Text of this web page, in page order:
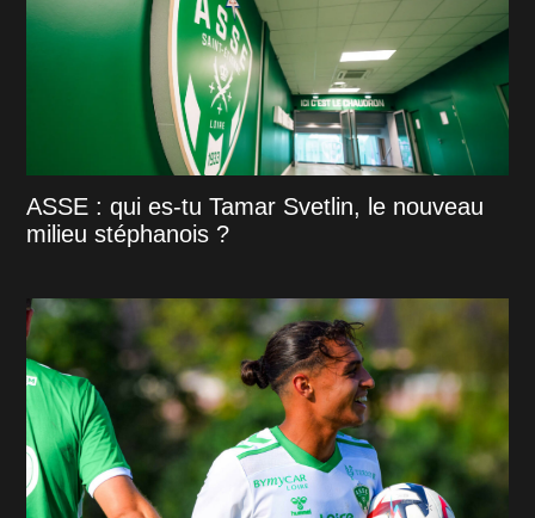
ASSE : qui es-tu Tamar Svetlin, le nouveau
milieu stéphanois ?